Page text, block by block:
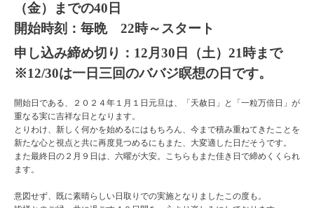
（金）までの40日
開始時刻：毎晩 22時～スタート
申し込み締め切り：12月30日（土）21時まで
※12/30は一日三回のババジ瞑想の日です。
開始日である、２０２４年１月１日元旦は、「天赦日」と「一粒万倍日」が
重なる実に吉祥な日となります。
とりわけ、新しく何かを始めるにはもちろん、今まで積み重ねてきたことを
新たな心と視点と共に再度見つめるにもまた、大変適した日だそうです。
また最終日の２月９日は、六曜が大安。こちらもまた佳き日で締めくくられ
ます。
意図せず、既に素晴らしい日取りでの実施となりましたこの度も。